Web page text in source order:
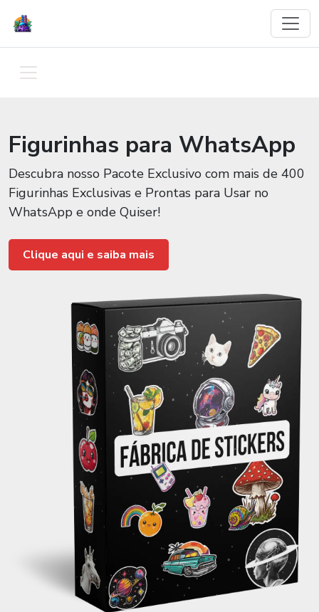
Figurinhas para WhatsApp
Descubra nosso Pacote Exclusivo com mais de 400
Figurinhas Exclusivas e Prontas para Usar no
WhatsApp e onde Quiser!
Clique aqui e saiba mais